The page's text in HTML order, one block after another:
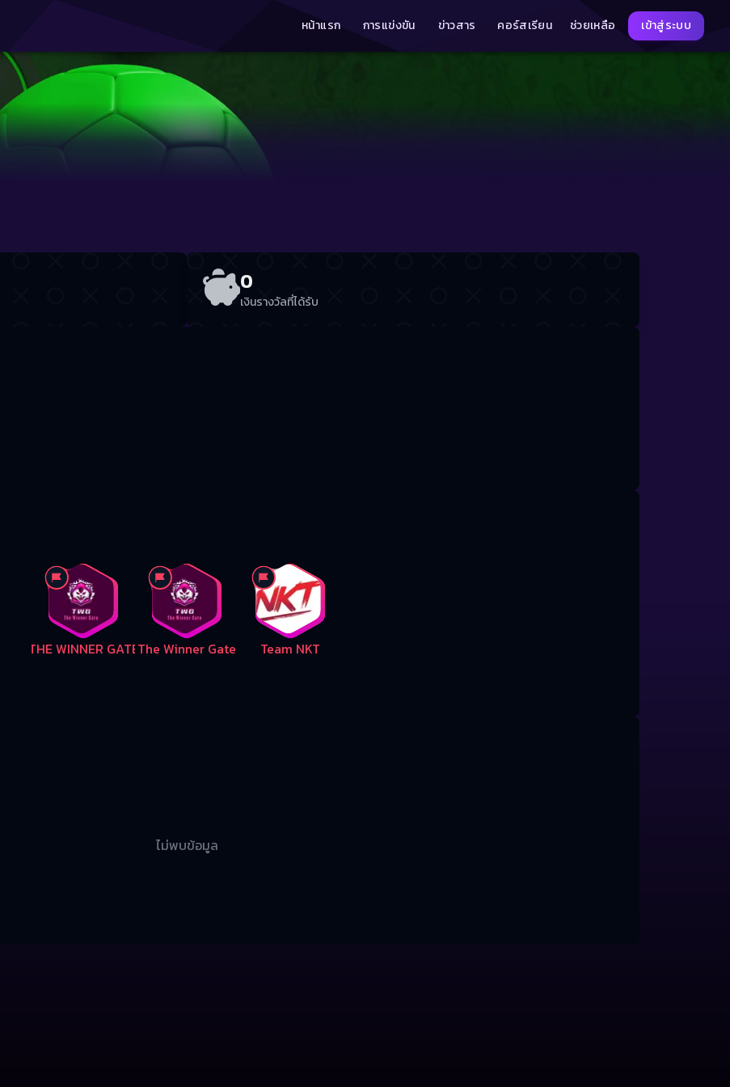
หน้าแรก การแข่งขัน ข่าวสาร คอร์สเรียน ช่วยเหลือ เข้าสู่ระบบ
0
เงินรางวัลที่ได้รับ
THE WINNER GATEThe Winner Gate Team NKT
ไม่พบข้อมูล